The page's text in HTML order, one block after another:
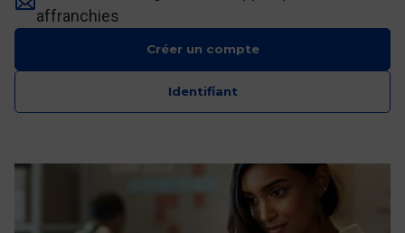
affranchies
Créer un compte
Identifiant